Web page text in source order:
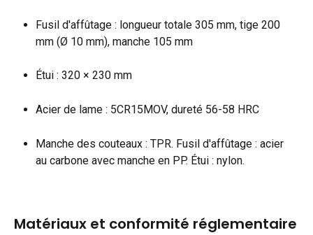
Fusil d'affûtage : longueur totale 305 mm, tige 200
mm (Ø 10 mm), manche 105 mm
Étui : 320 × 230 mm
Acier de lame : 5CR15MOV, dureté 56-58 HRC
Manche des couteaux : TPR. Fusil d'affûtage : acier
au carbone avec manche en PP. Étui : nylon.
Matériaux et conformité réglementaire